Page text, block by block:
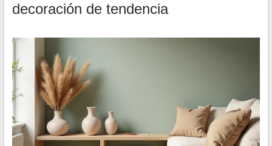
decoración de tendencia